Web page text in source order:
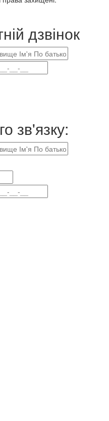
дзвінок
зв'язку: